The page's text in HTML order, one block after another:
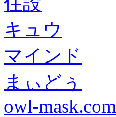
キュウ
マインド
まぃどぅ
owl-mask.com